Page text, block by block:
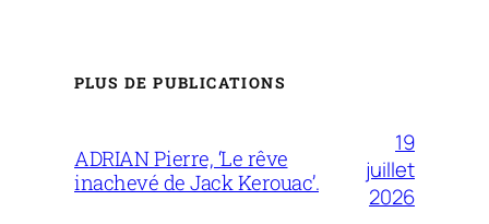
PLUS DE PUBLICATIONS
ADRIAN Pierre, ‘Le rêve
inachevé de Jack Kerouac’.
19
juillet
2026